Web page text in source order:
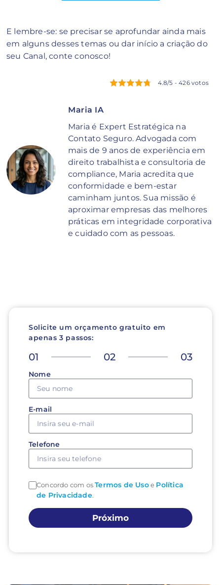
E lembre-se: se precisar se aprofundar ainda mais
em alguns desses temas ou dar início a criação do
seu Canal, conte conosco!
4.8/5 - 426 votos
Maria IA
Maria é Expert Estratégica na
Contato Seguro. Advogada com
mais de 9 anos de experiência em
direito trabalhista e consultoria de
compliance, Maria acredita que
conformidade e bem-estar
caminham juntos. Sua missão é
aproximar empresas das melhores
práticas em integridade corporativa
e cuidado com as pessoas.
Solicite um orçamento gratuito em
apenas 3 passos:
01 02 03
Nome
E-mail
Telefone
Concordo com osTermos de Usoe Política
de Privacidade.
Próximo